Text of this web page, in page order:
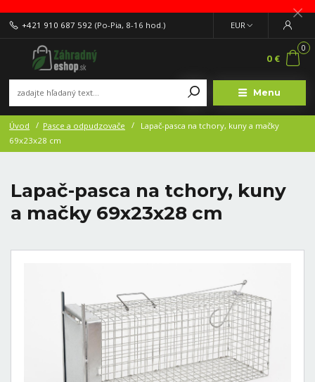
Menu
EUR
+421 910 687 592 (Po-Pia, 8-16 hod.)
0
0 €
Úvod Pasce a odpudzovače
Lapač-pasca na tchory, kuny a mačky
69x23x28 cm
Lapač-pasca na tchory, kuny
a mačky 69x23x28 cm